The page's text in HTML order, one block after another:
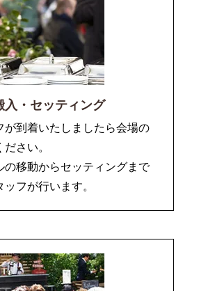
入・セッティング
が到着いたしましたら会場の
さい。
の移動からセッティングまで
フが行います。